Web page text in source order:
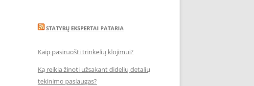
STATYBŲ EKSPERTAI PATARIA
Kaip pasiruošti trinkelių klojimui?
Ką reikia žinoti užsakant didelių detalių
tekinimo paslaugas?